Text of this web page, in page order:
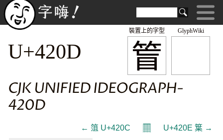
GlyphWiki
䈍
裝置上的字型
U+420D
CJK UNIFIED IDEOGRAPH-
420D
← 䈌 U+420C 𝄜 U+420E 䈎 →